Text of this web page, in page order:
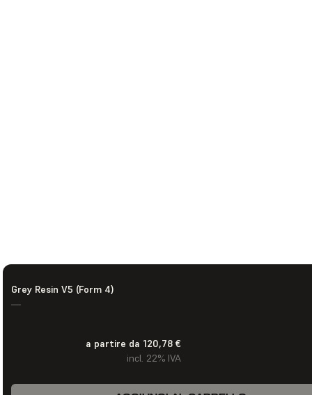
Grey Resin V5 (Form 4)
—
a partire da 120,78 €
incl. 22% IVA